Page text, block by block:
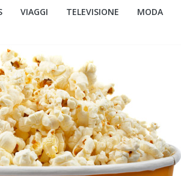
VIAGGI TELEVISIONE MODA